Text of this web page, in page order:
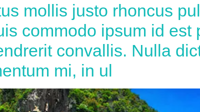
mollis justo rhoncus
commodo ipsum id
convallis. Nulla
mi, in ul